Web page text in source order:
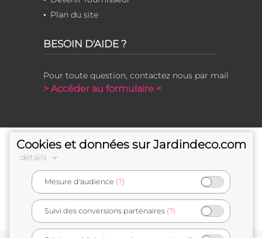
Plan du site
BESOIN D'AIDE ?
Pour toute question, contactez nous par mail
> Accéder au formulaire <
e-commerçant français
Cookies et données sur Jardindeco.com
détails
Mesure d'audience (?)
Suivi des conversions partenaires (?)